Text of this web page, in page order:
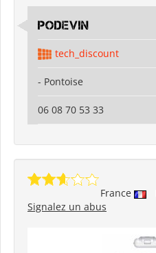
Podevin
tech_discount
- Pontoise
06 08 70 53 33
France
Signalez un abus